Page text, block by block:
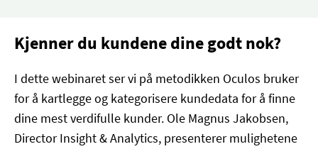
Kjenner du kundene dine godt nok?
I dette webinaret ser vi på metodikken Oculos bruker
for å kartlegge og kategorisere kundedata for å finne
dine mest verdifulle kunder. Ole Magnus Jakobsen,
Director Insight & Analytics, presenterer mulighetene